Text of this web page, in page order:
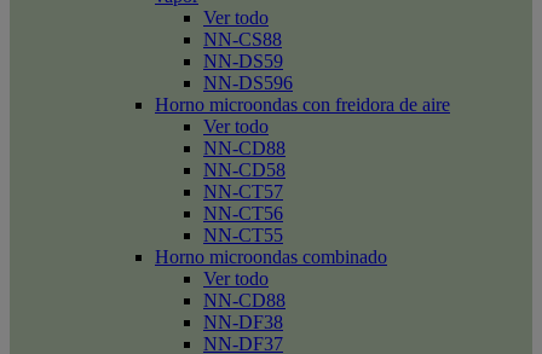
Ver todo
NN-CS88
NN-DS59
NN-DS596
Horno microondas con freidora de aire
Ver todo
NN-CD88
NN-CD58
NN-CT57
NN-CT56
NN-CT55
Horno microondas combinado
Ver todo
NN-CD88
NN-DF38
NN-DF37